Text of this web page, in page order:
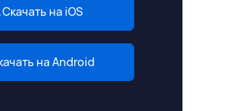
Скачать на iOS
на Android